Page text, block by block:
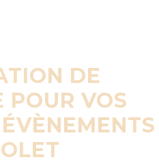
DE
POUR VOS